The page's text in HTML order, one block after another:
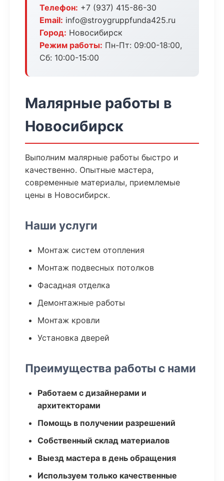
Телефон: +7 (937) 415-86-30
Email: info@stroygruppfunda425.ru
Город: Новосибирск
Режим работы: Пн-Пт: 09:00-18:00,
Сб: 10:00-15:00
Малярные работы в
Новосибирск
Выполним малярные работы быстро и
качественно. Опытные мастера,
современные материалы, приемлемые
цены в Новосибирск.
Наши услуги
Монтаж систем отопления
Монтаж подвесных потолков
Фасадная отделка
Демонтажные работы
Монтаж кровли
Установка дверей
Преимущества работы с нами
Работаем с дизайнерами и
архитекторами
Помощь в получении разрешений
Собственный склад материалов
Выезд мастера в день обращения
Используем только качественные